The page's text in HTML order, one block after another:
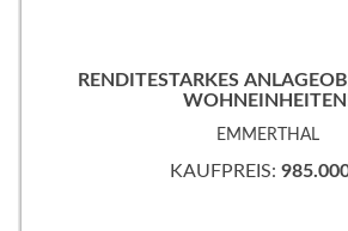
RENDITESTARKES
EMMERTHAL
KAUFPREIS: